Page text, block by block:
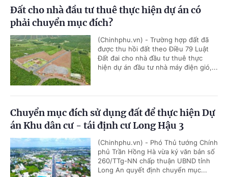
Đất cho nhà đầu tư thuê thực hiện dự án có
phải chuyển mục đích?
(Chinhphu.vn) - Trường hợp đất đã
được thu hồi đất theo Điều 79 Luật
Đất đai cho nhà đầu tư thuê thực
hiện dự án đầu tư nhà máy điện gió,...
Chuyển mục đích sử dụng đất để thực hiện Dự
án Khu dân cư - tái định cư Long Hậu 3
(Chinhphu.vn) - Phó Thủ tướng Chính
phủ Trần Hồng Hà vừa ký văn bản số
260/TTg-NN chấp thuận UBND tỉnh
Long An quyết định chuyển mục...